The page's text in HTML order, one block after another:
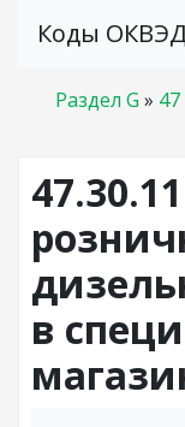
Коды ОКВЭД
Раздел G » 47
в